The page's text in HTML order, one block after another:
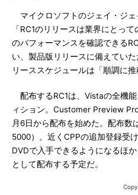
マイクロソフトのジェイ・ジ
「RC1のリリースは業界にとっ
のパフォーマンスを確認できる
い、製品版リリースに備えてい
リーススケジュールは「順調に
配布するRC1は、Vistaの全機
ィション。Customer Preview
月6日から配布を始めた。配布数
5000）。近くCPPの追加登録受
DVDで入手できるようになるほ
として配布する予定だ。